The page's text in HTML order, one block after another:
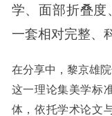
学、面部折叠度
一套相对完整、
在分享中，黎京雄
这一理论集美学标
体，依托学术论文